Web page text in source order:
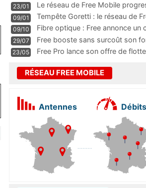
23/01
Le réseau de Free Mobile
m
09/01
Tempête Goretti : le réseau de
09/10
Fibre optique : Free annonce un
pass
29/07
Free booste sans surcoût son
23/05 Free Pro lance son offre de
RÉSEAU FREE MOBILE
Antennes Débits